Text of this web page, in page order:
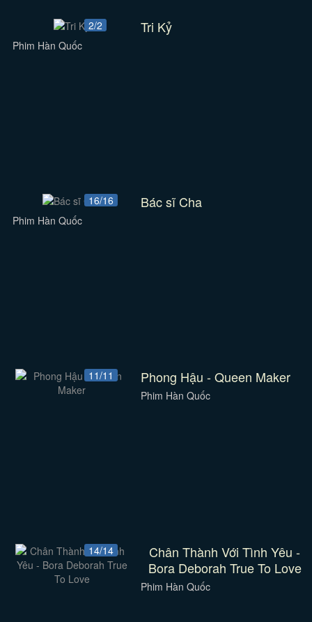
2/2 Tri Kỷ
Phim Hàn Quốc
16/16 Bác sĩ Cha
Phim Hàn Quốc
11/11 Phong Hậu - Queen Maker
Phim Hàn Quốc
14/14
Chân Thành Với Tình Yêu -
Bora Deborah True To Love
Phim Hàn Quốc